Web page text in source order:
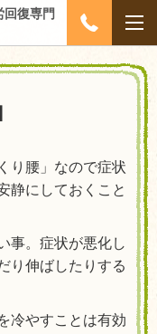
復専門
り腰」なので症状
静にしておくこと
事。症状が悪化し
り伸ばしたりする
冷やすことは有効